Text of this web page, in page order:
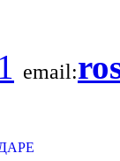
email: